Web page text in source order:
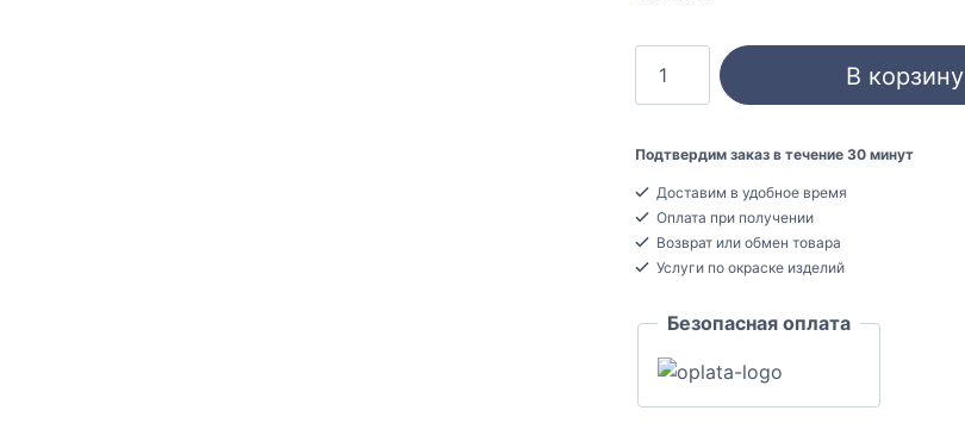
Количество
товара
D
Дверной
декор
МДФ
элемент)
30x89x195
В корзину
Подтвердим заказ в течение 30 минут
Доставим в удобное время
Оплата при получении
Возврат или обмен товара
Услуги по окраске изделий
Безопасная оплата